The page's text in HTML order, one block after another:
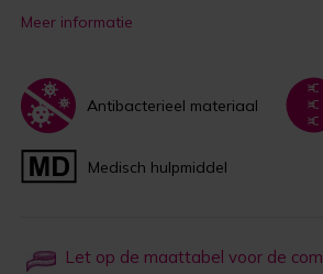
Meer informatie
Antibacterieel materiaal
Medisch hulpmiddel
Let op de maattabel voor de